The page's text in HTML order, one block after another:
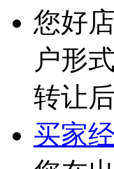
您好
户形
转让
买家